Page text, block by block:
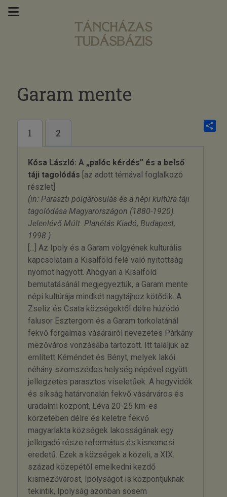
Garam mente
1 2
Kósa László: A „palóc kérdés” és a belső
táji tagolódás [az adott témával foglalkozó
részlet]
(in: Paraszti polgárosulás és a népi kultúra táji
tagolódása Magyarországon (1880-1920).
Jelenlévő Múlt. Planétás Kiadó, Budapest,
1998.)
[...] Az Ipoly és a Garam völgyének kulturális
kapcsolatain a Kisalföld felé való nyitottság
nyomot hagyott. Ahogyan a Kisalföld
bemutatásánál megjegyeztük, a Garam mente
népi kultúrája mindkét nagytájhoz kötődik. A
Zseliz és Csata községektől délre húzódó
falusor Esztergom és a Garam torkolatánál
fekvő forgalmas vásárairól nevezetes Párkány
mezőváros vonzásába tartozott. Itt találjuk az
említett Kéméndet és Bényt, melyek lakói
néhány szomszédos helység népével együtt
jellegzetes parasztos viseletűek. A hegyvidék
és síkság határvonalán fekvő vásárváros és
uradalmi központ, Léva 20-25 km-es
körzetében délre és keletre fekvő
magyarlakta községek lakosságának egy
jellegadó része református és kisnemesi
eredetű. Ezek a községek a közeli, a XIX.
század közepétől emelkedni kezdő
kismezővárost, Ipolyságot is központjuknak
tekintik, Ipolyság azonban sosem